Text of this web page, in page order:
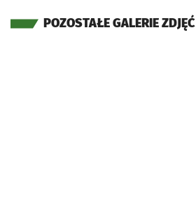
POZOSTAŁE GALERIE ZDJĘĆ